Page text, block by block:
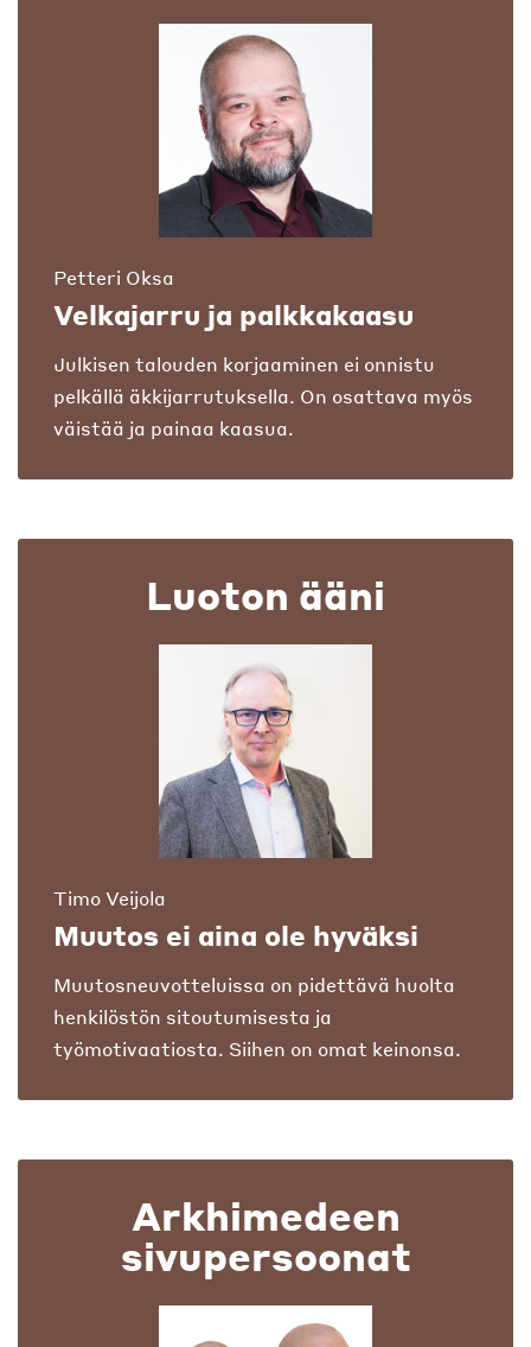
Petteri Oksa
Velkajarru ja palkkakaasu
Julkisen talouden korjaaminen ei onnistu
pelkällä äkkijarrutuksella. On osattava myös
väistää ja painaa kaasua.
Luoton ääni
Timo Veijola
Muutos ei aina ole hyväksi
Muutosneuvotteluissa on pidettävä huolta
henkilöstön sitoutumisesta ja
työmotivaatiosta. Siihen on omat keinonsa.
Arkhimedeen
sivupersoonat